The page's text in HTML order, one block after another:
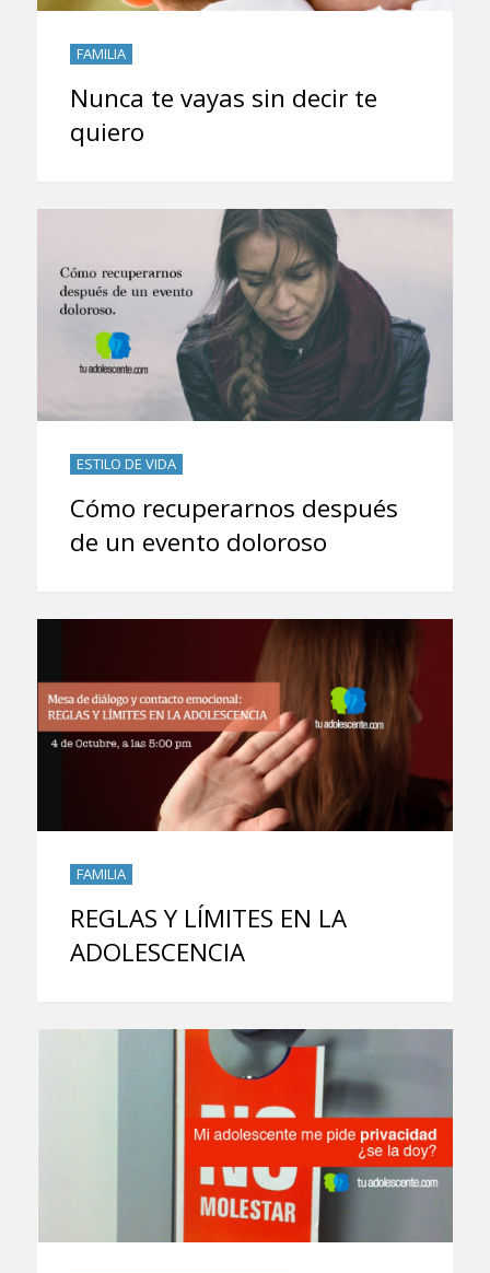
FAMILIA
Nunca te vayas sin decir te
quiero
ESTILO DE VIDA
Cómo recuperarnos después
de un evento doloroso
FAMILIA
REGLAS Y LÍMITES EN LA
ADOLESCENCIA